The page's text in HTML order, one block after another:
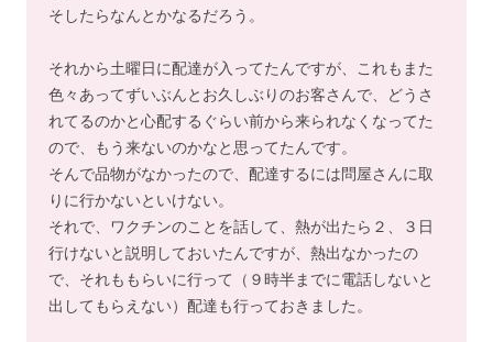
そしたらなんとかなるだろう。
それから土曜日に配達が入ってたんですが、これもまた
色々あってずいぶんとお久しぶりのお客さんで、どうさ
れてるのかと心配するぐらい前から来られなくなってた
ので、もう来ないのかなと思ってたんです。
そんで品物がなかったので、配達するには問屋さんに取
りに行かないといけない。
それで、ワクチンのことを話して、熱が出たら２、３日
行けないと説明しておいたんですが、熱出なかったの
で、それももらいに行って（９時半までに電話しないと
出してもらえない）配達も行っておきました。